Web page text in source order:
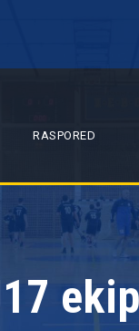
RASPORED